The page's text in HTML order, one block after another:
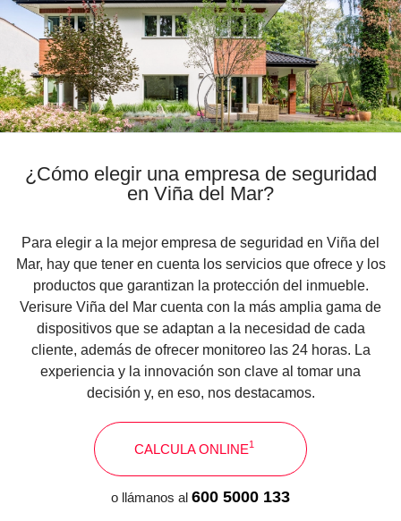
¿Cómo elegir una empresa de seguridad
en Viña del Mar?
Para elegir a la mejor empresa de seguridad en Viña del
Mar, hay que tener en cuenta los servicios que ofrece y los
productos que garantizan la protección del inmueble.
Verisure Viña del Mar cuenta con la más amplia gama de
dispositivos que se adaptan a la necesidad de cada
cliente, además de ofrecer monitoreo las 24 horas. La
experiencia y la innovación son clave al tomar una
decisión y, en eso, nos destacamos.
CALCULA ONLINE1
o llámanos al 600 5000 133